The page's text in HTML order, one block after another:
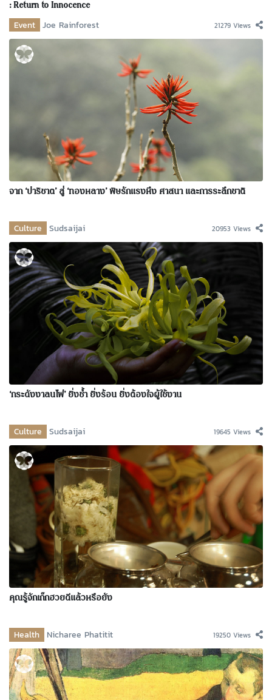
: Return to Innocence
Event Joe Rainforest 21279 Views
จาก ‘ปาริชาต’ สู่ ‘ทองหลาง’ พิษรักแรงหึง ศาสนา และการระลึกชาติ
Culture Sudsaijai 20953 Views
‘กระดังงาลนไฟ’ ยิ่งช้ำ ยิ่งร้อน ยิ่งต้องใจผู้ใช้งาน
Culture Sudsaijai 19645 Views
คุณรู้จักเก๊กฮวยดีแล้วหรือยัง
Health Nicharee Phatitit 19250 Views